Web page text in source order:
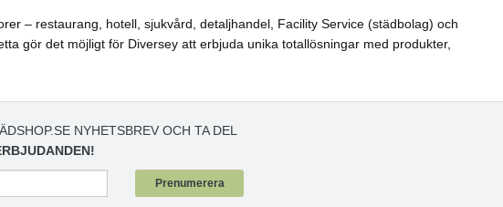
– restaurang, hotell, sjukvård, detaljhandel, Facility Service (städbolag) och
gör det möjligt för Diversey att erbjuda unika totallösningar med produkter,
NYHETSBREV OCH TA DEL
Prenumerera